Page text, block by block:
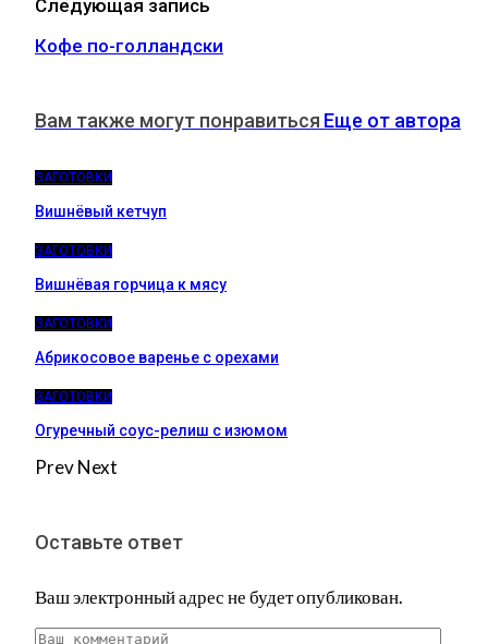
Следующая запись
Кофе по-голландски
Вам также могут понравиться Еще от автора
ЗАГОТОВКИ
Вишнёвый кетчуп
ЗАГОТОВКИ
Вишнёвая горчица к мясу
ЗАГОТОВКИ
Абрикосовое варенье с орехами
ЗАГОТОВКИ
Огуречный соус-релиш с изюмом
PrevNext
Оставьте ответ
Ваш электронный адрес не будет опубликован.